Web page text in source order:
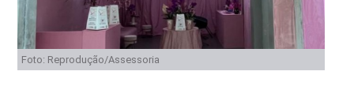
Foto: Reprodução/Assessoria